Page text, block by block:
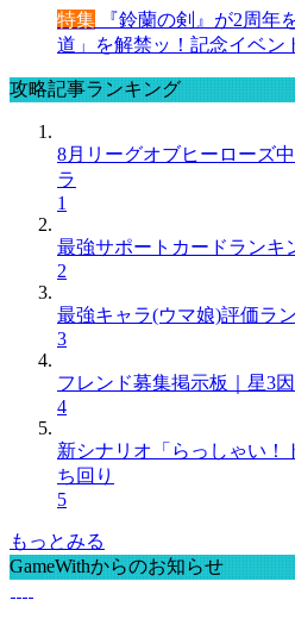
特集 『鈴蘭の剣』が2周年
道」を解禁ッ！記念イベン
攻略記事ランキング
8月リーグオブヒーローズ
ラ
1
最強サポートカードランキ
2
最強キャラ(ウマ娘)評価ラ
3
フレンド募集掲示板｜星3
4
新シナリオ「らっしゃい！
ち回り
5
もっとみる
GameWithからのお知らせ